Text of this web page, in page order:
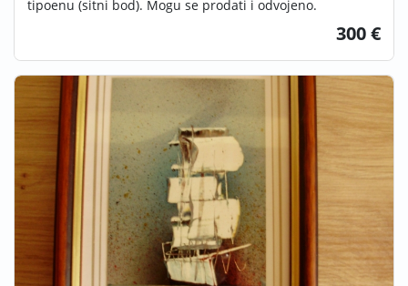
tipoenu (sitni bod). Mogu se prodati i odvojeno.
300 €